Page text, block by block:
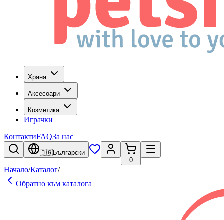
Храна
Аксесоари
Козметика
Играчки
КонтактиFAQЗа нас
🇧🇬Български
0
Начало/Каталог/
Обратно към каталога